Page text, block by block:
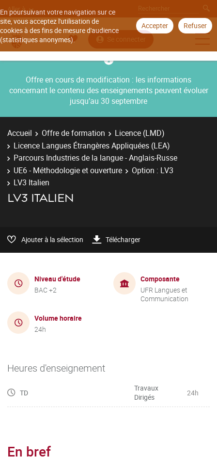
En poursuivant votre navigation sur ce
site, vous acceptez l'utilisation de
cookies à des fins de mesure d'audience
(statistiques anonymes).
Accepter Refuser
Aller à
Se connecter
Offre en cours de modification : les informations
concernant le contenu des enseignements peuvent évoluer
jusqu’au 30 septembre
Accueil Offre de formation
Licence (LMD)
Licence Langues Étrangères Appliquées (LEA)
Parcours Industries de la langue - Anglais-Russe
UE6 - Méthodologie et ouverture
Option : LV3
LV3 Italien
LV3 ITALIEN
Ajouter à la sélection Télécharger
Niveau d'étude
BAC +2
Composante
UFR Langues et
Communication
Volume horaire
24h
Heures d'enseignement
TD
Travaux
Dirigés
24h
En bref